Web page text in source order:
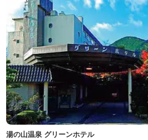
湯の山温泉 グリーンホテル